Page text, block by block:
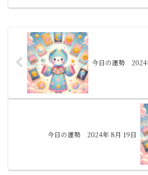
あなたの心の中
今日の運勢 2024
今日の運勢 2024年 8月 19日